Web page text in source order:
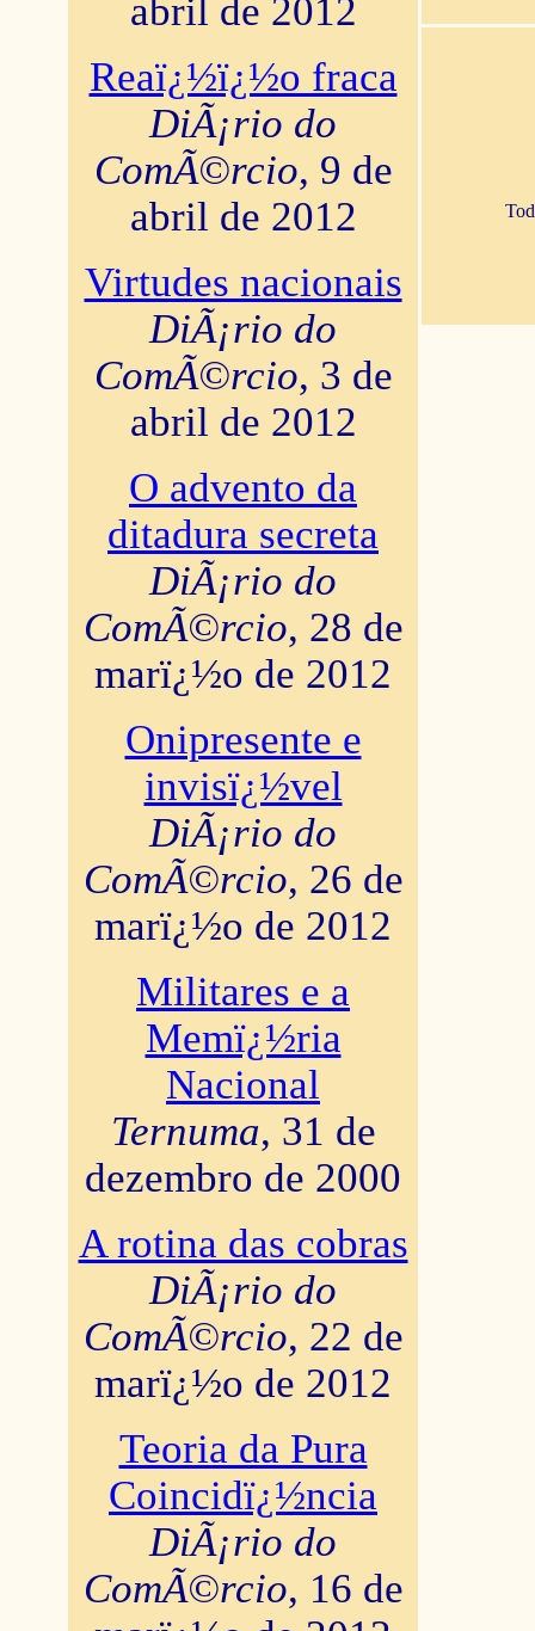
abril de 2012
Reaï¿½ï¿½o fraca
DiÃ¡rio do
ComÃ©rcio, 9 de
abril de 2012
Virtudes nacionais
DiÃ¡rio do
ComÃ©rcio, 3 de
abril de 2012
O advento da
ditadura secreta
DiÃ¡rio do
ComÃ©rcio, 28 de
marï¿½o de 2012
Onipresente e
invisï¿½vel
DiÃ¡rio do
ComÃ©rcio, 26 de
marï¿½o de 2012
Militares e a
Memï¿½ria
Nacional
Ternuma, 31 de
dezembro de 2000
A rotina das cobras
DiÃ¡rio do
ComÃ©rcio, 22 de
marï¿½o de 2012
Teoria da Pura
Coincidï¿½ncia
DiÃ¡rio do
ComÃ©rcio, 16 de